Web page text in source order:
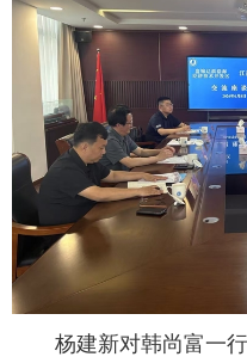
杨建新对韩尚富一